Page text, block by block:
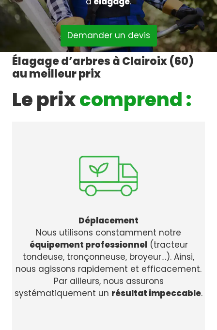
Demander un devis
Élagage d’arbres à Clairoix (60)
au meilleur prix
Le prixcomprend :
Déplacement
Nous utilisons constamment notre
équipement professionnel(tracteur
tondeuse, tronçonneuse, broyeur…). Ainsi,
nous agissons rapidement et efficacement.
Par ailleurs, nous assurons
systématiquement un résultat impeccable.